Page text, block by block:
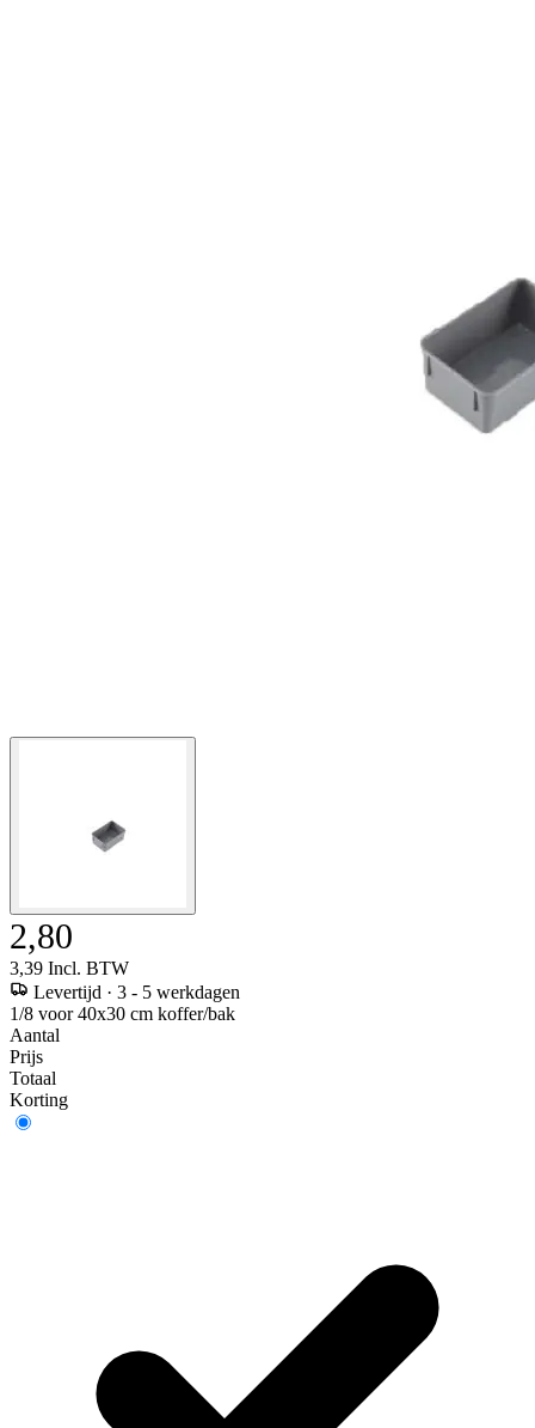
2,80
3,39 Incl. BTW
Levertijd · 3 - 5 werkdagen
1/8 voor 40x30 cm koffer/bak
Aantal
Prijs
Totaal
Korting